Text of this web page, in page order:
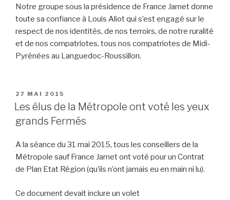
Notre groupe sous la présidence de France Jamet donne
toute sa confiance à Louis Aliot qui s’est engagé sur le
respect de nos identités, de nos terroirs, de notre ruralité
et de nos compatriotes, tous nos compatriotes de Midi-
Pyrénées au Languedoc-Roussillon.
PUBLIÉ
LE
27 MAI 2015
Les élus de la Métropole ont voté les yeux
grands Fermés
A la séance du 31 mai 2015, tous les conseillers de la
Métropole sauf France Jamet ont voté pour un Contrat
de Plan Etat Région (qu’ils n’ont jamais eu en main ni lu).
Ce document devait inclure un volet